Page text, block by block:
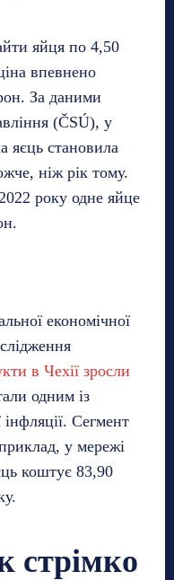
яйця по 4,50
впевнено
За даними
(ČSÚ), у
яєць становила
ніж рік тому.
року одне яйце
економічної
в Чехії зросли
одним із
Сегмент
у мережі
коштує 83,90
стрімко